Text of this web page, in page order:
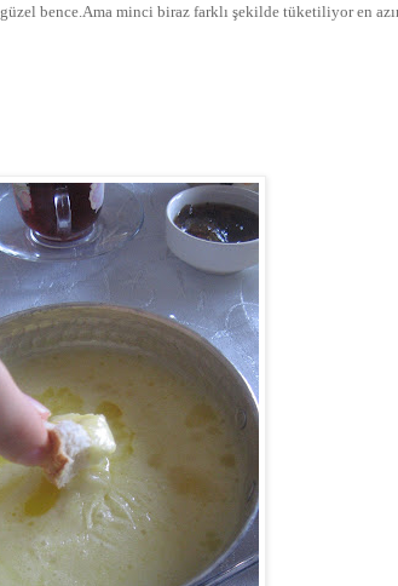
bence.Ama minci biraz farklı şekilde tüketiliyor en